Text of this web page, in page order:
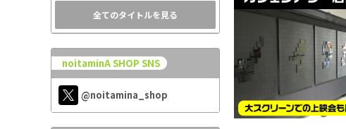
全てのタイトルを見る
noitaminA SHOP SNS
@noitamina_shop